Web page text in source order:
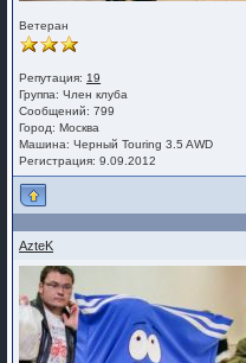
Ветеран
Репутация: 19
Группа:Член клуба
Сообщений: 799
Город: Москва
Машина: Черный Touring 3.5 AWD
Регистрация: 9.09.2012
AzteK